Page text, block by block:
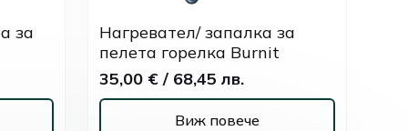
за
Нагревател/ запалка за
пелета горелка Burnit
35,00 € / 68,45 лв.
Виж повече